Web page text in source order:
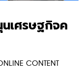
เศรษฐกิจค
CONTENT